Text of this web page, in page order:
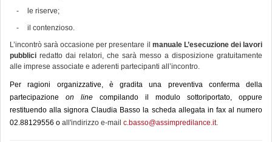
-
le riserve;
-
il contenzioso.
L’incontrò sarà occasione per presentare il manuale L’esecuzione dei lavori
pubblici redatto dai relatori, che sarà messo a disposizione gratuitamente
alle imprese associate e aderenti partecipanti all’incontro.
Per ragioni organizzative, è gradita una preventiva conferma della
partecipazione on line compilando il modulo sottoriportato, oppure
restituendo alla signora Claudia Basso la scheda allegata in fax al numero
02.88129556 o all'indirizzo e-mail c.basso@assimpredilance.it.